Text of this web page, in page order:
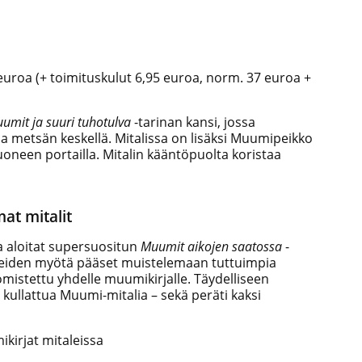
(+ toimituskulut 6,95 euroa, norm. 37 euroa +
ja suuri tuhotulva-tarinan kansi, jossa
keskellä. Mitalissa on lisäksi Muumipeikko
portailla. Mitalin kääntöpuolta koristaa
mitalit
aloitat supersuositun Muumit aikojen saatossa-
myötä pääset muistelemaan tuttuimpia
yhdelle muumikirjalle. Täydelliseen
Muumi-mitalia – sekä peräti kaksi
mitaleissa